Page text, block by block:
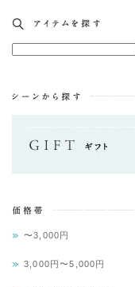
〜3,000円
3,000円〜5,000円